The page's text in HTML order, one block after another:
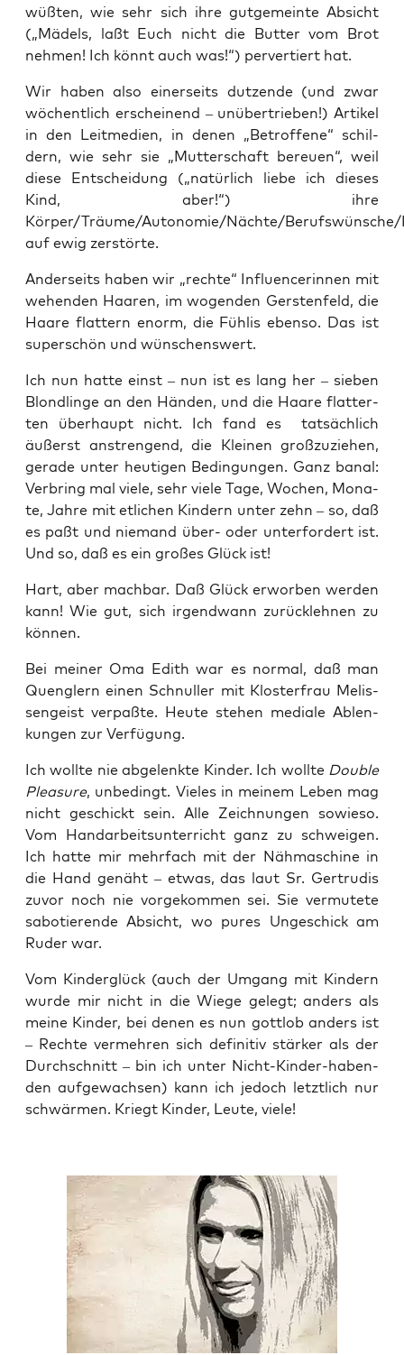
wüß­ten, wie sehr sich ihre gut­ge­mein­te Absicht
(„Mädels, laßt Euch nicht die But­ter vom Brot
neh­men! Ich könnt auch was!“) per­ver­tiert hat.
Wir haben also einer­seits dut­zen­de (und zwar
wöchent­lich erschei­nend – unüber­trie­ben!) Arti­kel
in den Leit­me­di­en, in denen „Betrof­fe­ne“ schil­
dern, wie sehr sie „Mut­ter­schaft bereu­en“, weil
die­se Ent­schei­dung („natür­lich lie­be ich die­ses
Kind, aber!“) ihre
Körper/Träume/Autonomie/Nächte/
auf ewig zerstörte.
Ander­seits haben wir „rech­te“ Influen­ce­rin­nen mit
wehen­den Haa­ren, im wogen­den Gers­ten­feld, die
Haa­re flat­tern enorm, die Füh­lis eben­so. Das ist
super­schön und wünschenswert.
Ich nun hat­te einst – nun ist es lang her – sie­ben
Blond­lin­ge an den Hän­den, und die Haa­re flat­ter­
ten über­haupt nicht. Ich fand es tat­säch­lich
äußerst anstren­gend, die Klei­nen groß­zu­zie­hen,
gera­de unter heu­ti­gen Bedin­gun­gen. Ganz banal:
Ver­bring mal vie­le, sehr vie­le Tage, Wochen, Mona­
te, Jah­re mit etli­chen Kin­dern unter zehn – so, daß
es paßt und nie­mand über- oder unter­for­dert ist.
Und so, daß es ein gro­ßes Glück ist!
Hart, aber mach­bar. Daß Glück erwor­ben wer­den
kann! Wie gut, sich irgend­wann zurück­leh­nen zu
können.
Bei mei­ner Oma Edith war es nor­mal, daß man
Queng­lern einen Schnul­ler mit Klos­ter­frau Melis­
sen­geist ver­paß­te. Heu­te ste­hen media­le Ablen­
kun­gen zur Verfügung.
Ich woll­te nie abge­lenk­te Kin­der. Ich woll­te Dou­ble
Plea­su­re, unbe­dingt. Vie­les in mei­nem Leben mag
nicht geschickt sein. Alle Zeich­nun­gen sowie­so.
Vom Hand­ar­beits­un­ter­richt ganz zu schwei­gen.
Ich hat­te mir mehr­fach mit der Näh­ma­schi­ne in
die Hand genäht – etwas, das laut Sr. Ger­tru­dis
zuvor noch nie vor­ge­kom­men sei. Sie ver­mu­te­te
sabo­tie­ren­de Absicht, wo pures Unge­schick am
Ruder war.
Vom Kin­der­glück (auch der Umgang mit Kin­dern
wur­de mir nicht in die Wie­ge gelegt; anders als
mei­ne Kin­der, bei denen es nun gott­lob anders ist
– Rech­te ver­meh­ren sich defi­ni­tiv stär­ker als der
Durch­schnitt – bin ich unter Nicht-Kin­der-haben­
den auf­ge­wach­sen) kann ich jedoch letzt­lich nur
schwär­men. Kriegt Kin­der, Leu­te, viele!